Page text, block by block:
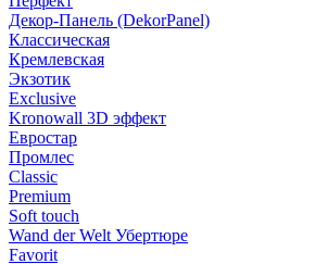
Декор-Панель (DekorPanel)
Классическая
Кремлевская
Экзотик
Exclusive
Kronowall 3D эффект
Евростар
Промлес
Classic
Premium
Soft touch
Wand der Welt Убертюре
Favorit